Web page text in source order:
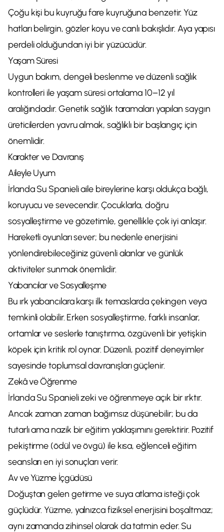
Çoğu kişi bu kuyruğu fare kuyruğuna benzetir. Yüz
hatları belirgin, gözler koyu ve canlı bakışlıdır. Aya yapısı
perdeli olduğundan iyi bir yüzücüdür.
Yaşam Süresi
Uygun bakım, dengeli beslenme ve düzenli sağlık
kontrolleri ile yaşam süresi ortalama 10–12 yıl
aralığındadır. Genetik sağlık taramaları yapılan saygın
üreticilerden yavru almak, sağlıklı bir başlangıç için
önemlidir.
Karakter ve Davranış
Aileyle Uyum
İrlanda Su Spanieli aile bireylerine karşı oldukça bağlı,
koruyucu ve sevecendir. Çocuklarla, doğru
sosyalleştirme ve gözetimle, genellikle çok iyi anlaşır.
Hareketli oyunları sever; bu nedenle enerjisini
yönlendirebileceğiniz güvenli alanlar ve günlük
aktiviteler sunmak önemlidir.
Yabancılar ve Sosyalleşme
Bu ırk yabancılara karşı ilk temaslarda çekingen veya
temkinli olabilir. Erken sosyalleştirme, farklı insanlar,
ortamlar ve seslerle tanıştırma, özgüvenli bir yetişkin
köpek için kritik rol oynar. Düzenli, pozitif deneyimler
sayesinde toplumsal davranışları güçlenir.
Zekâ ve Öğrenme
İrlanda Su Spanieli zeki ve öğrenmeye açık bir ırktır.
Ancak zaman zaman bağımsız düşünebilir; bu da
tutarlı ama nazik bir eğitim yaklaşımını gerektirir. Pozitif
pekiştirme (ödül ve övgü) ile kısa, eğlenceli eğitim
seansları en iyi sonuçları verir.
Av ve Yüzme İçgüdüsü
Doğuştan gelen getirme ve suya atlama isteği çok
güçlüdür. Yüzme, yalnızca fiziksel enerjisini boşaltmaz;
aynı zamanda zihinsel olarak da tatmin eder. Su